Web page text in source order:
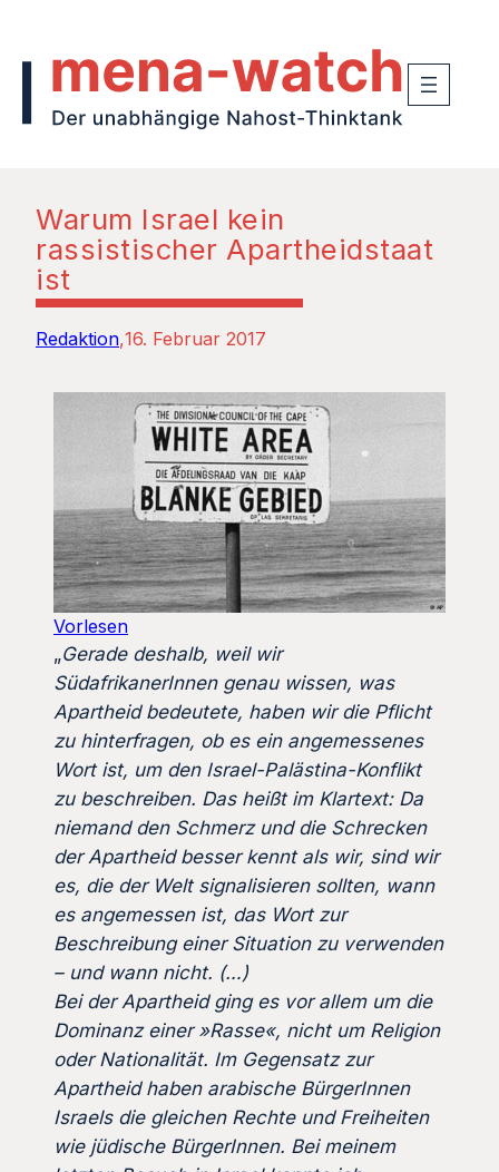
Warum Israel kein
rassistischer Apartheidstaat
ist
Redaktion 16. Februar 2017
Vorlesen
„Gerade deshalb, weil wir
SüdafrikanerInnen genau wissen, was
Apartheid bedeutete, haben wir die Pflicht
zu hinterfragen, ob es ein angemessenes
Wort ist, um den Israel-Palästina-Konflikt
zu beschreiben. Das heißt im Klartext: Da
niemand den Schmerz und die Schrecken
der Apartheid besser kennt als wir, sind wir
es, die der Welt signalisieren sollten, wann
es angemessen ist, das Wort zur
Beschreibung einer Situation zu verwenden
– und wann nicht. (…)
Bei der Apartheid ging es vor allem um die
Dominanz einer »Rasse«, nicht um Religion
oder Nationalität. Im Gegensatz zur
Apartheid haben arabische BürgerInnen
Israels die gleichen Rechte und Freiheiten
wie jüdische BürgerInnen. Bei meinem